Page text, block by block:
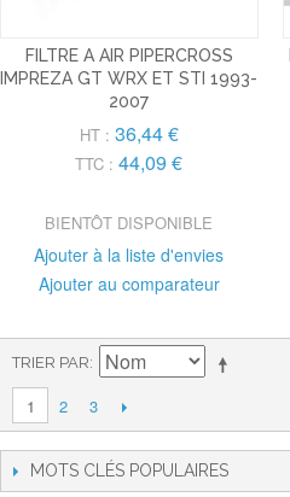
FILTRE A AIR PIPERCROSS
IMPREZA GT WRX ET STI 1993-
2007
HT : 36,44 €
TTC : 44,09 €
BIENTÔT DISPONIBLE
Ajouter à la liste d'envies
Ajouter au comparateur
TRIER PAR
1 2 3
MOTS CLÉS POPULAIRES